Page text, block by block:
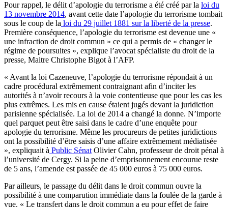
Pour rappel, le délit d’apologie du terrorisme a été créé par la loi du
13 novembre 2014, avant cette date l’apologie du terrorisme tombait
sous le coup de la loi du 29 juillet 1881 sur la liberté de la presse.
Première conséquence, l’apologie du terrorisme est devenue une «
une infraction de droit commun » ce qui a permis de « changer le
régime de poursuites », explique l’avocat spécialiste du droit de la
presse, Maitre Christophe Bigot à l’AFP.
« Avant la loi Cazeneuve, l’apologie du terrorisme répondait à un
cadre procédural extrêmement contraignant afin d’inciter les
autorités à n’avoir recours à la voie contentieuse que pour les cas les
plus extrêmes. Les mis en cause étaient jugés devant la juridiction
parisienne spécialisée. La loi de 2014 a changé la donne. N’importe
quel parquet peut être saisi dans le cadre d’une enquête pour
apologie du terrorisme. Même les procureurs de petites juridictions
ont la possibilité d’être saisis d’une affaire extrêmement médiatisée
», expliquait à Public Sénat Olivier Cahn, professeur de droit pénal à
l’université de Cergy. Si la peine d’emprisonnement encourue reste
de 5 ans, l’amende est passée de 45 000 euros à 75 000 euros.
Par ailleurs, le passage du délit dans le droit commun ouvre la
possibilité à une comparution immédiate dans la foulée de la garde à
vue. « Le transfert dans le droit commun a eu pour effet de faire